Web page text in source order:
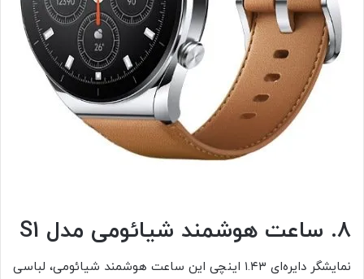
۸. ساعت هوشمند شیائومی مدل S1
نمایشگر دایره‌ای ۱.۴۳ اینچی این ساعت هوشمند شیائومی، لباسی